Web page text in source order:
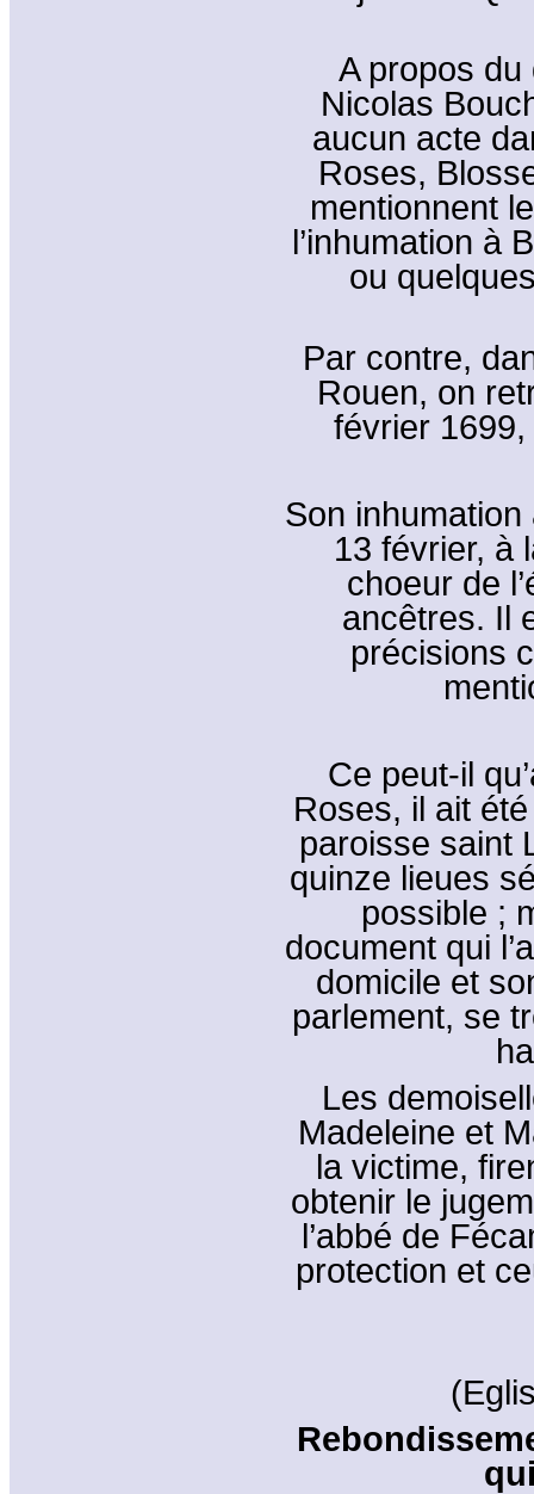
A propos du
Nicolas
aucun acte
Roses,
mentionnent
l’inhumation à
ou
Par contre,
Rouen, on
février
Son
13 février, à
choeur de
ancêtres. Il
précisions
Ce peut-il
Roses, il ait
paroisse saint
quinze lieues
possible ;
document qui
domicile et
parlement, se
Les
Madeleine et
la victime,
obtenir le
l’abbé de
protection et